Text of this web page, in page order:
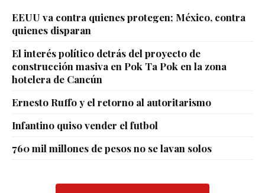
EEUU va contra quienes protegen; México, contra
quienes disparan
El interés político detrás del proyecto de
construcción masiva en Pok Ta Pok en la zona
hotelera de Cancún
Ernesto Ruffo y el retorno al autoritarismo
Infantino quiso vender el futbol
760 mil millones de pesos no se lavan solos